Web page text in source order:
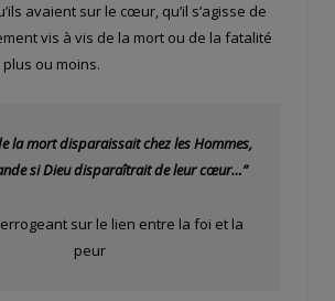
avaient sur le cœur, qu’il s’agisse de
vis à vis de la mort ou de la fatalité
plus ou moins.
la mort disparaissait chez les Hommes,
si Dieu disparaîtrait de leur cœur…”
sur le lien entre la foi et la
peur